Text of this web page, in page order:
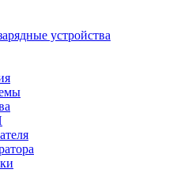
устройства